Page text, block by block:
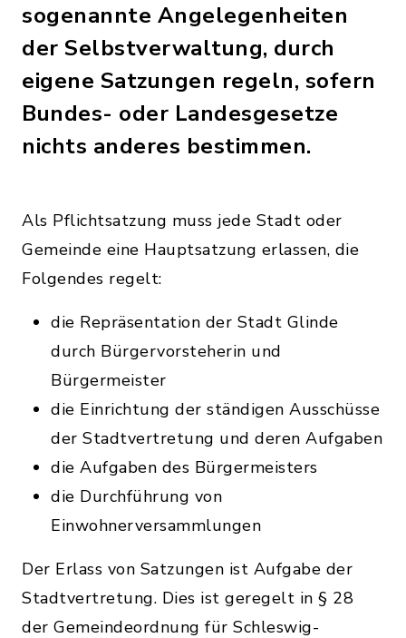
sogenannte Angelegenheiten
der Selbstverwaltung, durch
eigene Satzungen regeln, sofern
Bundes- oder Landesgesetze
nichts anderes bestimmen.
Als Pflichtsatzung muss jede Stadt oder
Gemeinde eine Hauptsatzung erlassen, die
Folgendes regelt:
die Repräsentation der Stadt Glinde
durch Bürgervorsteherin und
Bürgermeister
die Einrichtung der ständigen Ausschüsse
der Stadtvertretung und deren Aufgaben
die Aufgaben des Bürgermeisters
die Durchführung von
Einwohnerversammlungen
Der Erlass von Satzungen ist Aufgabe der
Stadtvertretung. Dies ist geregelt in § 28
der Gemeindeordnung für Schleswig-